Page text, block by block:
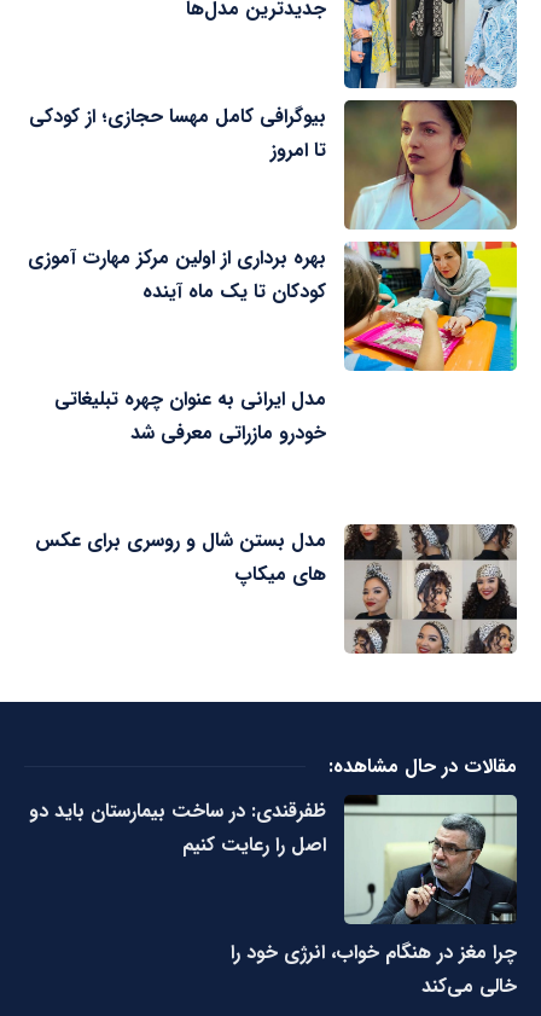
جدیدترین مدل‌ها
بیوگرافی کامل مهسا حجازی؛ از کودکی
تا امروز
بهره برداری از اولین مرکز مهارت آموزی
کودکان تا یک ماه آینده
مدل ایرانی به عنوان چهره تبلیغاتی
خودرو مازراتی معرفی شد
مدل بستن شال و روسری برای عکس
های میکاپ
مقالات در حال مشاهده:
ظفرقندی: در ساخت بیمارستان باید دو
اصل را رعایت کنیم
چرا مغز در هنگام خواب، انرژی خود را
خالی می‌کند